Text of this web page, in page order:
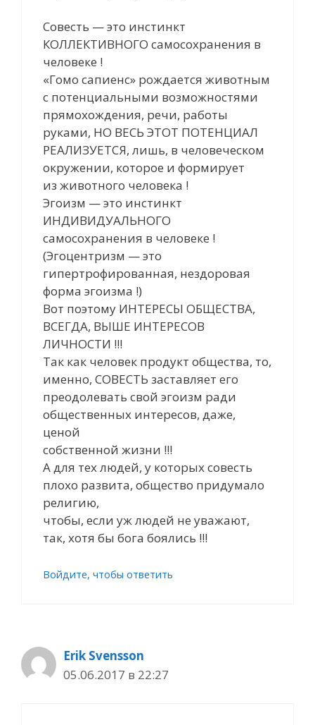
Совесть — это инстинкт
КОЛЛЕКТИВНОГО самосохранения в
человеке !
«Гомо сапиенс» рождается животным
с потенциальными возможностями
прямохождения, речи, работы
руками, НО ВЕСЬ ЭТОТ ПОТЕНЦИАЛ
РЕАЛИЗУЕТСЯ, лишь, в человеческом
окружении, которое и формирует
из животного человека !
Эгоизм — это инстинкт
ИНДИВИДУАЛЬНОГО
самосохранения в человеке !
(Эгоцентризм — это
гипертрофированная, нездоровая
форма эгоизма !)
Вот поэтому ИНТЕРЕСЫ ОБЩЕСТВА,
ВСЕГДА, ВЫШЕ ИНТЕРЕСОВ
ЛИЧНОСТИ !!!
Так как человек продукт общества, то,
именно, СОВЕСТЬ заставляет его
преодолевать свой эгоизм ради
общественных интересов, даже,
ценой
собственной жизни !!!
А для тех людей, у которых совесть
плохо развита, общество придумало
религию,
чтобы, если уж людей не уважают,
так, хотя бы бога боялись !!!
Войдите, чтобы ответить
Erik Svensson
05.06.2017 в 22:27